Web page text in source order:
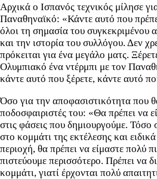
Αρχικά ο Ισπανός τεχνικός μίλησε
Παναθηναϊκό: «Κάντε αυτό που
όλοι τη σημασία του συγκεκριμένου
και την ιστορία του συλλόγου. Δεν
πρόκειται για ένα μεγάλο ματς.
Ολυμπιακό ένα ντέρμπι με τον
κάντε αυτό που ξέρετε, κάντε αυτό
Όσο για την αποφασιστικότητα που
ποδοσφαιριστές του: «Θα πρέπει να
στις φάσεις που δημιουργούμε. Τόσο
στο κομμάτι της εκτέλεσης και
περιοχή, θα πρέπει να είμαστε πολύ
πιστεύουμε περισσότερο. Πρέπει να
κομμάτι, γιατί έρχονται πολύ